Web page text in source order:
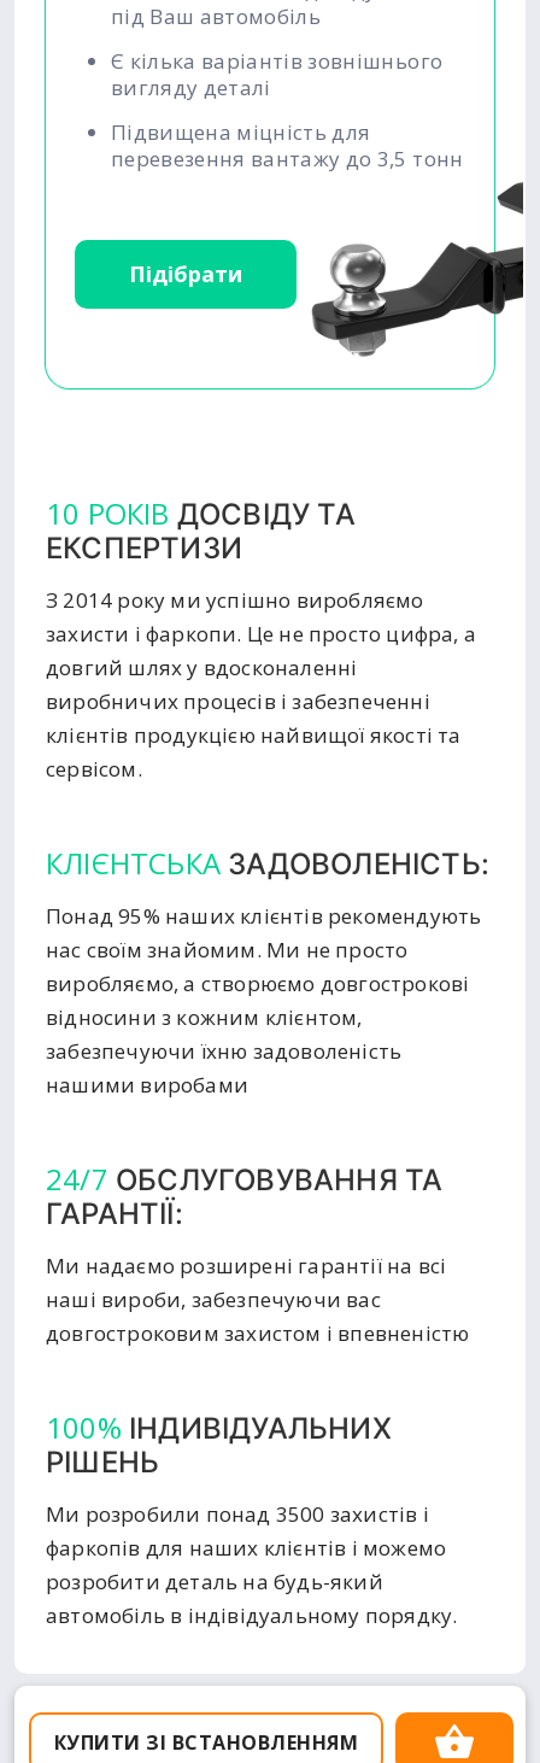
під Ваш автомобіль
Є кілька варіантів зовнішнього
вигляду деталі
Підвищена міцність для
перевезення вантажу до 3,5 тонн
Підібрати
10 РОКІВ ДОСВІДУ ТА
ЕКСПЕРТИЗИ
З 2014 року ми успішно виробляємо
захисти і фаркопи. Це не просто цифра, а
довгий шлях у вдосконаленні
виробничих процесів і забезпеченні
клієнтів продукцією найвищої якості та
сервісом.
КЛІЄНТСЬКА ЗАДОВОЛЕНІСТЬ:
Понад 95% наших клієнтів рекомендують
нас своїм знайомим. Ми не просто
виробляємо, а створюємо довгострокові
відносини з кожним клієнтом,
забезпечуючи їхню задоволеність
нашими виробами
24/7 ОБСЛУГОВУВАННЯ ТА
ГАРАНТІЇ:
Ми надаємо розширені гарантії на всі
наші вироби, забезпечуючи вас
довгостроковим захистом і впевненістю
100% ІНДИВІДУАЛЬНИХ
РІШЕНЬ
Ми розробили понад 3500 захистів і
фаркопів для наших клієнтів і можемо
розробити деталь на будь-який
автомобіль в індівідуальному порядку.
КУПИТИ ЗІ ВСТАНОВЛЕННЯМ